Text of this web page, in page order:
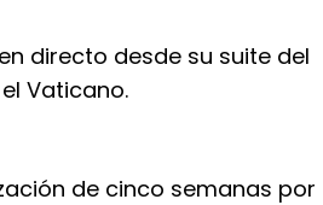
directo desde su suite del
Vaticano.
de cinco semanas por